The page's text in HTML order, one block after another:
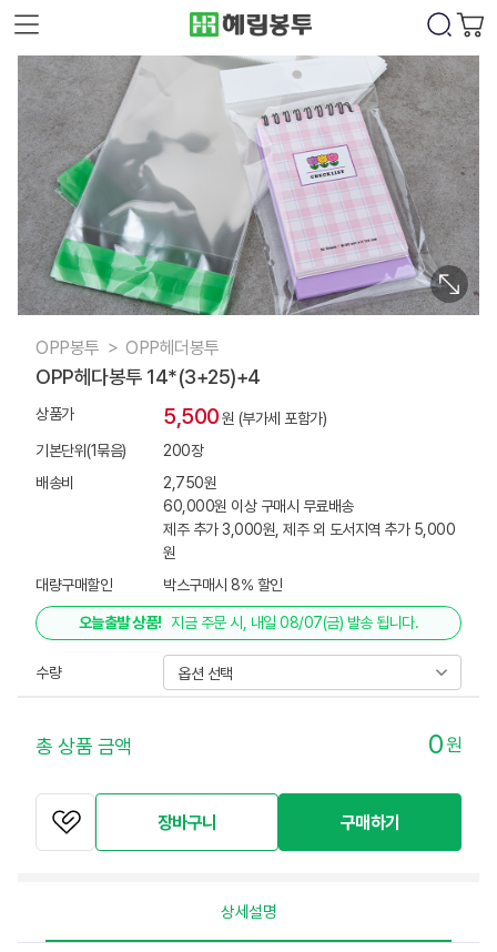
200장
OPP봉투 OPP헤더봉투
OPP헤다봉투 14*(3+25)+4
상품가 5,500원 (부가세 포함가)
기본단위(1묶음)
200장
배송비
2,750원
60,000원 이상 구매시 무료배송
제주 추가 3,000원, 제주 외 도서지역 추가 5,000
원
대량구매할인
박스구매시 8% 할인
오늘출발 상품! 지금 주문 시, 내일 08/07(금) 발송 됩니다.
수량
총 상품 금액 0원
장바구니 구매하기
상세설명